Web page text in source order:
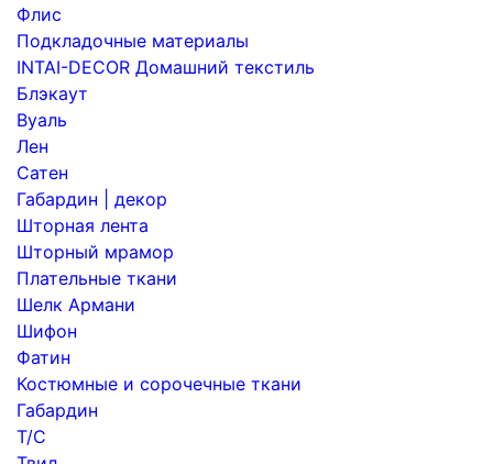
Флис
Подкладочные материалы
INTAI-DECOR Домашний текстиль
Блэкаут
Вуаль
Лен
Сатен
Габардин | декор
Шторная лента
Шторный мрамор
Плательные ткани
Шелк Армани
Шифон
Фатин
Костюмные и сорочечные ткани
Габардин
Т/С